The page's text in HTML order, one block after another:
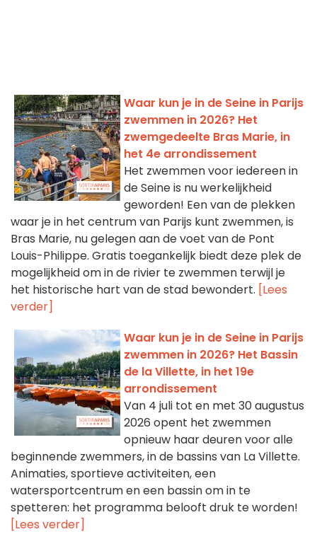
Waar kun je in de Seine in Parijs
zwemmen in 2026? Het
zwemgedeelte Bras Marie, in
het 4e arrondissement
Het zwemmen voor iedereen in
de Seine is nu werkelijkheid
geworden! Een van de plekken
waar je in het centrum van Parijs kunt zwemmen, is
Bras Marie, nu gelegen aan de voet van de Pont
Louis-Philippe. Gratis toegankelijk biedt deze plek de
mogelijkheid om in de rivier te zwemmen terwijl je
het historische hart van de stad bewondert. [Lees
verder]
Waar kun je in de Seine in Parijs
zwemmen in 2026? Het Bassin
de la Villette, in het 19e
arrondissement
Van 4 juli tot en met 30 augustus
2026 opent het zwemmen
opnieuw haar deuren voor alle
beginnende zwemmers, in de bassins van La Villette.
Animaties, sportieve activiteiten, een
watersportcentrum en een bassin om in te
spetteren: het programma belooft druk te worden!
[Lees verder]